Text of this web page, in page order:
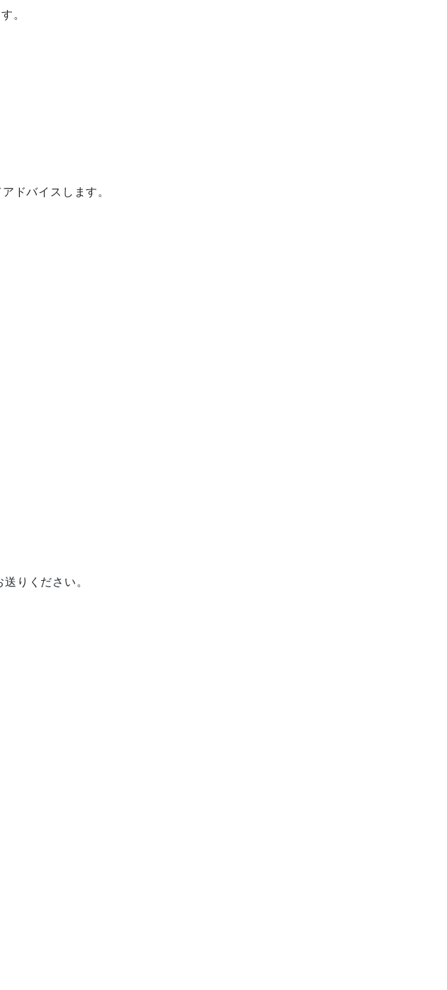
。
ドバイスします。
りください。